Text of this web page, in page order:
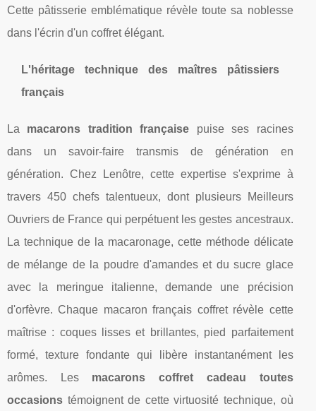
Cette pâtisserie emblématique révèle toute sa noblesse
dans l'écrin d'un coffret élégant.
L'héritage technique des maîtres pâtissiers
français
La macarons tradition française puise ses racines
dans un savoir-faire transmis de génération en
génération. Chez Lenôtre, cette expertise s'exprime à
travers 450 chefs talentueux, dont plusieurs Meilleurs
Ouvriers de France qui perpétuent les gestes ancestraux.
La technique de la macaronage, cette méthode délicate
de mélange de la poudre d'amandes et du sucre glace
avec la meringue italienne, demande une précision
d'orfèvre. Chaque macaron français coffret révèle cette
maîtrise : coques lisses et brillantes, pied parfaitement
formé, texture fondante qui libère instantanément les
arômes. Les macarons coffret cadeau toutes
occasions témoignent de cette virtuosité technique, où